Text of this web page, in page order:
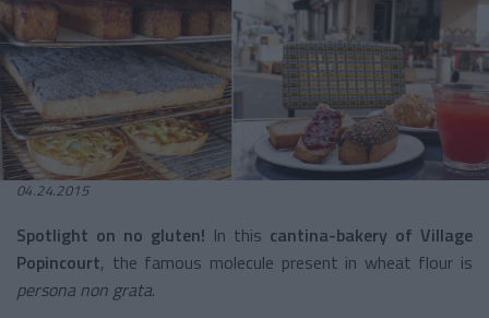
04.24.2015
Spotlight on no gluten! In this cantina-bakery of Village
Popincourt, the famous molecule present in wheat flour is
persona non grata.